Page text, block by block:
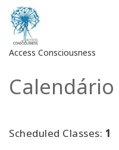
Access Consciousness
Fazer
sua
Scheduled Classes: 1